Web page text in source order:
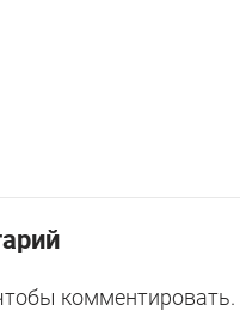
комментировать.